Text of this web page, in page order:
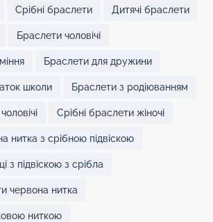
Срібні браслети Дитячі браслети
Браслети чоловічі
Браслети для дружини
школи Браслети з родіюванням
Срібні браслети жіночі
нитка з срібною підвіскою
з підвіскою з срібла
червона нитка
ниткою